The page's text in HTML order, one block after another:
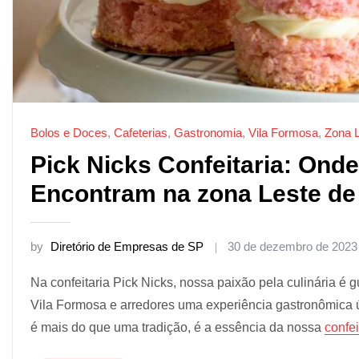
Bolos e Doces, Cafeterias, Gastronomia, Vila Formosa, Zona
Pick Nicks Confeitaria:
Encontram na zona Leste
by Diretório de Empresas de SP 30 de dezembro de 2023
Na confeitaria Pick Nicks, nossa paixão pela culinária é
Vila Formosa e arredores uma experiência
é mais do que uma tradição, é a essência da nossa